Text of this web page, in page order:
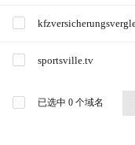
sportsville.tv
已选中 0 个域名